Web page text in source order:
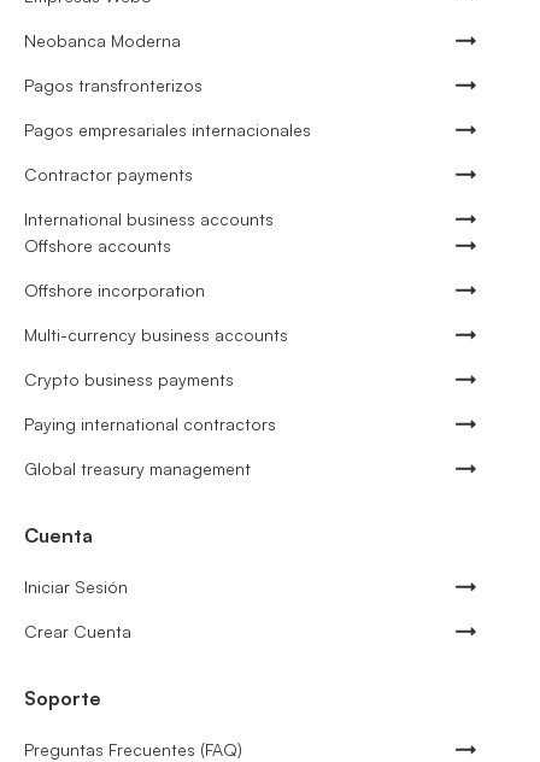
Neobanca Moderna
Pagos transfronterizos
Pagos empresariales internacionales
Contractor payments
International business accounts
Offshore accounts
Offshore incorporation
Multi-currency business accounts
Crypto business payments
Paying international contractors
Global treasury management
Cuenta
Iniciar Sesión
Crear Cuenta
Soporte
Preguntas Frecuentes (FAQ)